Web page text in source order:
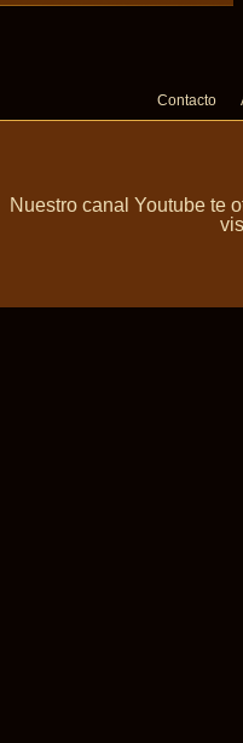
Contacto
Nuestro canal Youtube te